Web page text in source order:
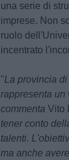
una serie di
imprese. Non
ruolo
incentrato
"La provincia
rappresenta un
commenta Vito
tener conto
talenti.
ma anche